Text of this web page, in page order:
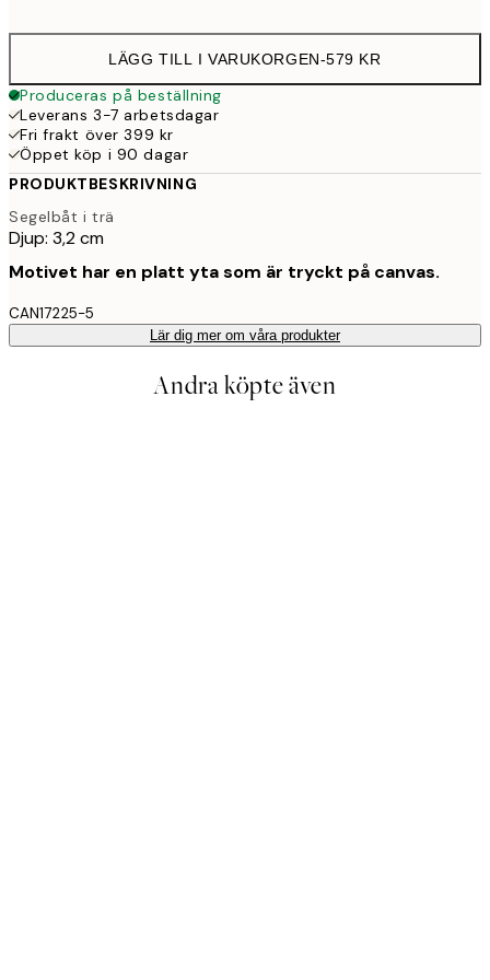
LÄGG TILL I VARUKORGEN-579 KR
Produceras på beställning
Leverans 3-7 arbetsdagar
Fri frakt över 399 kr
Öppet köp i 90 dagar
PRODUKTBESKRIVNING
Segelbåt i trä
Djup: 3,2 cm
Motivet har en platt yta som är tryckt på canvas.
CAN17225-5
Lär dig mer om våra produkter
Andra köpte även